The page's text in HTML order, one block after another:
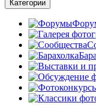
Категории